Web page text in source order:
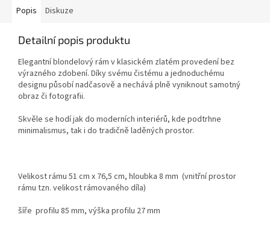
Popis Diskuze
Detailní popis produktu
Elegantní blondelový rám v klasickém zlatém provedení bez
výrazného zdobení. Díky svému čistému a jednoduchému
designu působí nadčasově a nechává plně vyniknout samotný
obraz či fotografii.
Skvěle se hodí jak do moderních interiérů, kde podtrhne
minimalismus, tak i do tradičně laděných prostor.
Velikost rámu 51 cm x 76,5 cm, hloubka 8 mm (vnitřní prostor
rámu tzn. velikost rámovaného díla)
šíře profilu 85 mm, výška profilu 27 mm